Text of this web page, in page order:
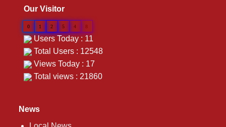
News
Our Visitor
0 1 2 5 4 8
Users Today : 11
Total Users : 12548
Views Today : 17
Total views : 21860